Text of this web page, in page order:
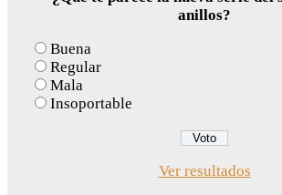
anillos?
Buena
Regular
Mala
Insoportable
Ver resultados